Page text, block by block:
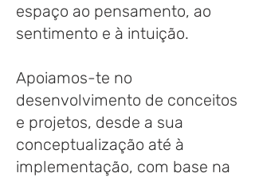
espaço ao pensamento, ao
sentimento e à intuição.
​Apoiamos-te no
desenvolvimento de conceitos
e projetos, desde a sua
conceptualização até à
implementação, com base na